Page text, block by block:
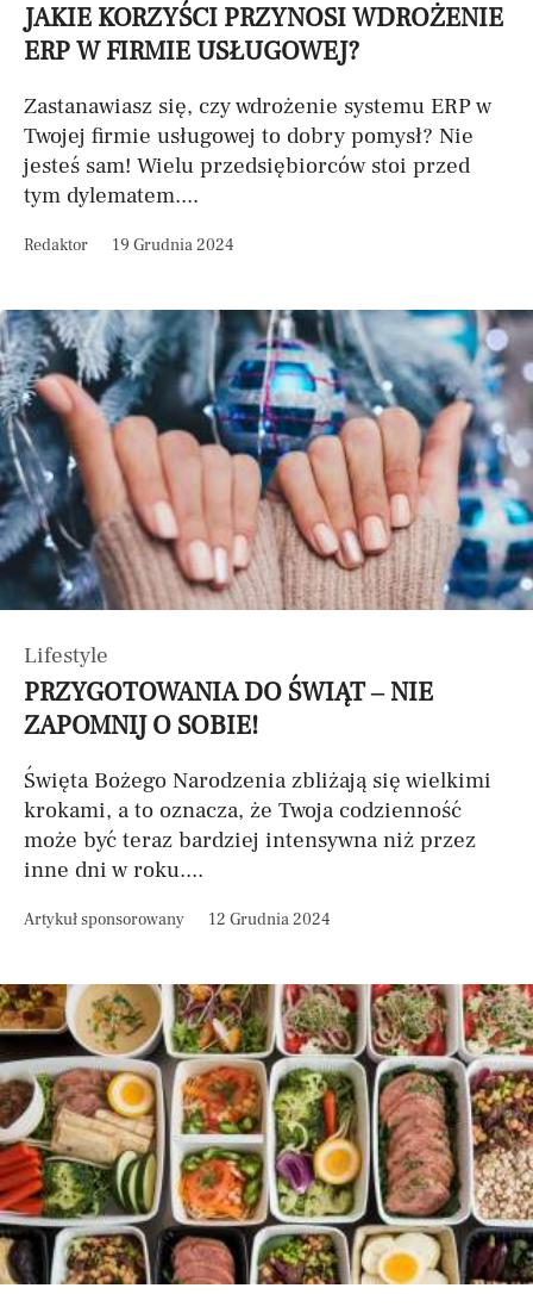
JAKIE KORZYŚCI PRZYNOSI WDROŻENIE
ERP W FIRMIE USŁUGOWEJ?
Zastanawiasz się, czy wdrożenie systemu ERP w
Twojej firmie usługowej to dobry pomysł? Nie
jesteś sam! Wielu przedsiębiorców stoi przed
tym dylematem....
Redaktor 19 Grudnia 2024
Lifestyle
PRZYGOTOWANIA DO ŚWIĄT – NIE
ZAPOMNIJ O SOBIE!
Święta Bożego Narodzenia zbliżają się wielkimi
krokami, a to oznacza, że Twoja codzienność
może być teraz bardziej intensywna niż przez
inne dni w roku....
Artykuł sponsorowany 12 Grudnia 2024